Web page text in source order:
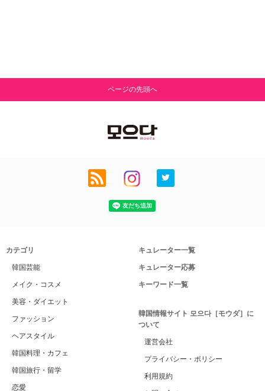
ページの先頭へ
カテゴリ
韓国芸能
メイク・コスメ
美容・ダイエット
ファッション
ヘアスタイル
韓国料理・カフェ
韓国旅行・留学
恋愛
キュレーター一覧
キュレーター応募
キーワード一覧
韓国情報サイト 모으다［モウダ］に
ついて
運営会社
プライバシー・ポリシー
利用規約